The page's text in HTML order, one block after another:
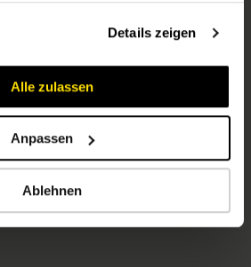
Details zeigen
Alle zulassen
Anpassen
Ablehnen